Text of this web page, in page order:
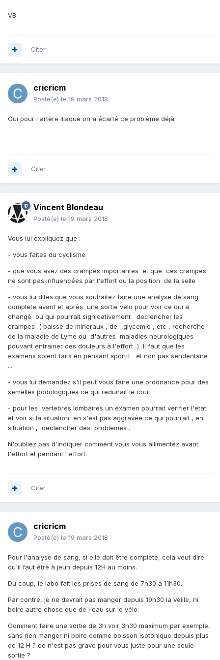
VB
Citer
cricricm
Posté(e) le 19 mars 2018
Oui pour l'artère iliaque on a écarté ce problème déjà.
Citer
Vincent Blondeau
Posté(e) le 19 mars 2018
Vous lui expliquez que :
- vous faites du cyclisme
- que vous avez des crampes importantes et que ces crampes
ne sont pas influencées par l'effort ou la position de la selle
- vous lui dites que vous souhaitez faire une analyse de sang
complete avant et après une sortie velo pour voir ce qui a
changé ou qui pourrait signicativement declencher les
crampes ( baisse de mineraux , de glycemie , etc , recherche
de la maladie de Lyme ou d'autres maladies neurologiques
pouvant entrainer des douleurs à l'effort ) Il faut que les
examens soient faits en pensant sportif et non pas sendentaire
...
- vous lui demandez s'il peut vous faire une ordonance pour des
semelles podologiques ce qui reduirait le cout
- pour les vertebres lombaires un examen pourrait vérifier l'etat
et voir si la situation en s'est pas aggravée ce qui pourrait , en
situation , declencher des problemes .
N'oubliez pas d'indiquer comment vous vous allimentez avant
l'effort et pendant l'effort.
Citer
cricricm
Posté(e) le 19 mars 2018
Pour l'analyse de sang, si elle doit être complète, cela veut dire
qu'il faut être à jeun depuis 12H au moins.
Du coup, le labo fait les prises de sang de 7h30 à 11h30.
Par contre, je ne devrait pas manger depuis 19h30 la veille, ni
boire autre chose que de l'eau sur le vélo.
Comment faire une sortie de 3h voir 3h30 maximum par exemple,
sans rien manger ni boire comme boisson isotonique depuis plus
de 12 H ? ce n'est pas grave pour vous juste pour une seule
sortie ?